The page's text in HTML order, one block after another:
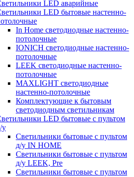
LED аварийные
LED бытовые настенно-
In Home светодиодные настенно-
потолочные
IONICH светодиодные настенно-
потолочные
LEEK светодиодные настенно-
потолочные
MAXLIGHT светодиодные
настенно-потолочные
Комплектующие к бытовым
светодиодным светильникам
LED бытовые с пультом
у
Светильники бытовые с пультом
д/у IN HOME
Светильники бытовые с пультом
д/у LEEK, Pre
Светильники бытовые с пультом